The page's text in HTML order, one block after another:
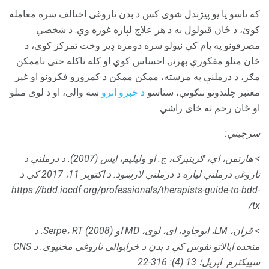
که تاسو یا یو پیژندل شوی کس د بدن ناروغی اختالف سره معامله
کوئ، د ځان قبولول به د هر علاج لپاره غوره وي. د شخصي
مصرفونو په پام کې نیولو سره دومره ډیر وخت تمرکز کوي، د
ځان منلو مفکورې بهرنۍ احساس کوي او کله ناکله حتی ناممکن
مګر، د درملنې په مرسته، ممکن ممکن د کمزورو فکرونو او غیر
معتبر چلندونو ننګونې، ستاسو د خبرو اترو ښه والی، او د لوی منلو
او ځان رحم ته ځای راشي.
سرچینې:
> هارتمن، اې، ګرینبرګ، ج. او ولیلیم، ایس (2007).
د درملنې د
ناروغۍ درملنې لپاره د درملنې لارښود.
د اکتوبر 11، 2017 کې د
https://bdd.iocdf.org/professionals/therapists-guide-to-bdd-
tx/
> قران، LM، ابوجاود، ای، لوی، MD او Serpe، RT (2008).
د
متحده ایالاتو نفوس کې د بدن د خرابوالی ناروغی مخنیوی.
د CNS
سپیکٹرم. اپریل؛ 13 (4): 316-22.